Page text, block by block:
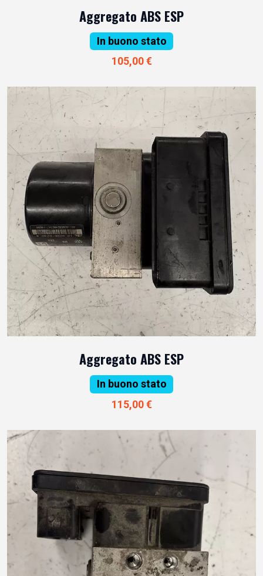
Aggregato ABS ESP
In buono stato
105,00 €
Aggregato ABS ESP
In buono stato
115,00 €